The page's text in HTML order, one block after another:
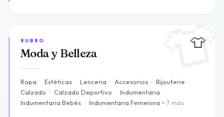
👕
RUBRO
Moda y Belleza
Ropa · Estéticas · Lenceria · Accesorios · Bijouterie ·
Calzado · Calzado Deportivo · Indumentaria ·
Indumentaria Bebés · Indumentaria Femenina + 7 más